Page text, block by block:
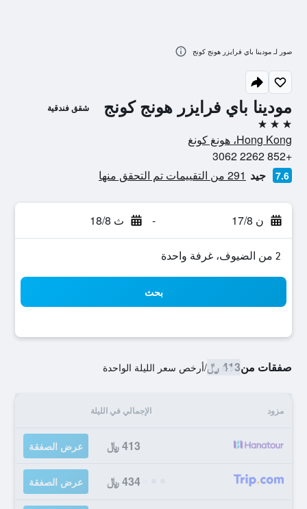
مودينا باي فرايزر هونج كونج شقق فندقية
3 نجوم
Hong Kong، هونغ كونغ
+852 2262 3062
7.6 جيد 291 من التقييمات تم التحقق منها
ن 17/8 - ث 18/8
2 من الضيوف، غرفة واحدة
بحث
صفقات من413 ﷼ /أرخص سعر الليلة الواحدة
مزود الإجمالي في الليلة
413 ﷼ عرض الصفقة
434 ﷼ عرض الصفقة
صور لـ مودينا باي فرايزر هونج كونج